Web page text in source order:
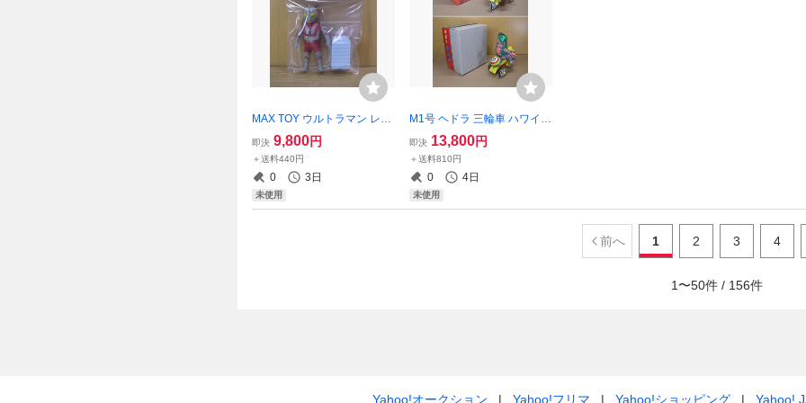
MAX TOY ウルトラマン レト
ロカラー (ビル付き) ☆新品～
未開封☆ マックストイ ミニ
ソフビ 怪獣倉庫 円谷プロ M
ADE IN JAPAN
即決 9,800円
＋送料440円
0 3日
未使用
M1号 ヘドラ 三輪車 ハワイ版
ピンク ☆新品～未開封☆ ゴ
ジラ GODZILLA Hedorah sof
vi ワンフェス WF2022 ブル
マック マーミット マルサン
即決 13,800円
＋送料810円
0 4日
未使用
前へ 1 2 3 4
1〜50件 / 156件
Yahoo!オークション Yahoo!フリマ Yahoo!ショッピング Yahoo!